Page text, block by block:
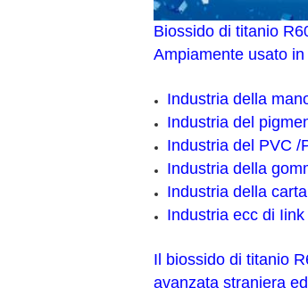
Biossido di titanio
Ampiamente usato
Industria della
Industria del
Industria del PVC /
Industria della
Industria della carta
Industria ecc di Iink
Il biossido di titanio
avanzata straniera